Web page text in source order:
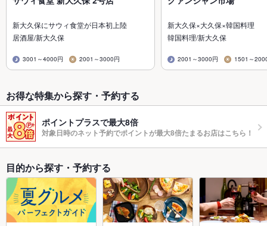
新大久保にサウィ食堂が日本初上陸
居酒屋/新大久保
3001～4000円 2001～3000円
新大久保×大久保×韓国料理
韓国料理/新大久保
2001～3000円 1501～
お得な特集から探す・予約する
ポイントプラスで最大8倍
対象日時のネット予約でポイントが最大8倍たまるお店はこちら！
目的から探す・予約する